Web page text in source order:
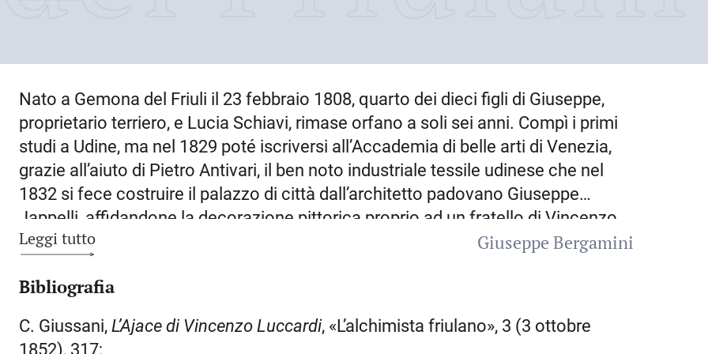
Nato a Gemona del Friuli il 23 febbraio 1808, quarto dei dieci figli di Giuseppe,
proprietario terriero, e Lucia Schiavi, rimase orfano a soli sei anni. Compì i primi
studi a Udine, ma nel 1829 poté iscriversi all’Accademia di belle arti di Venezia,
grazie all’aiuto di Pietro Antivari, il ben noto industriale tessile udinese che nel
1832 si fece costruire il palazzo di città dall’architetto padovano Giuseppe
Jappelli, affidandone la decorazione pittorica proprio ad un fratello di Vincenzo,
Giulio. Da Venezia – dove ottenne lusinghieri successi – si spostò nel 1832 a
nel 1836 si trasferì a
locale e dove nel 1861 sposò Carolina Vannutelli, dalla quale ebbe due figli,
Sante e Chiara. Nell’ambiente romano godette di notevole notorietà (nel 1862
Leggi tutto
Giuseppe Bergamini
Bibliografia
C. Giussani, L’Ajace di Vincenzo Luccardi, «L’alchimista friulano», 3 (3 ottobre
1852), 317;